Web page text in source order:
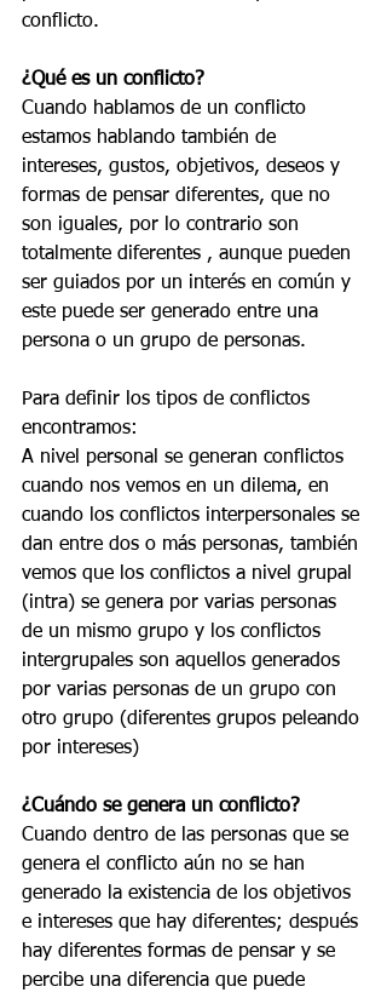
conflicto.
¿Qué es un conflicto?
Cuando hablamos de un conflicto
estamos hablando también de
intereses, gustos, objetivos, deseos y
formas de pensar diferentes, que no
son iguales, por lo contrario son
totalmente diferentes , aunque pueden
ser guiados por un interés en común y
este puede ser generado entre una
persona o un grupo de personas.
Para definir los tipos de conflictos
encontramos:
A nivel personal se generan conflictos
cuando nos vemos en un dilema, en
cuando los conflictos interpersonales se
dan entre dos o más personas, también
vemos que los conflictos a nivel grupal
(intra) se genera por varias personas
de un mismo grupo y los conflictos
intergrupales son aquellos generados
por varias personas de un grupo con
otro grupo (diferentes grupos peleando
por intereses)
¿Cuándo se genera un conflicto?
Cuando dentro de las personas que se
genera el conflicto aún no se han
generado la existencia de los objetivos
e intereses que hay diferentes; después
hay diferentes formas de pensar y se
percibe una diferencia que puede